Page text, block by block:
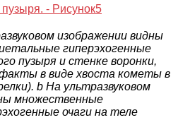
изображении видны
гиперэхогенные
пузыря и стенке воронки,
в виде хвоста кометы в
b На ультразвуковом
множественные
очаги на теле